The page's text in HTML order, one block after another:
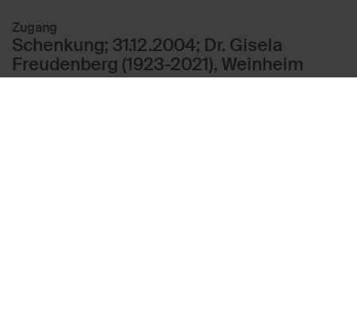
Zugang
Schenkung; 31.12.2004; Dr. Gisela
Freudenberg (1923-2021), Weinheim